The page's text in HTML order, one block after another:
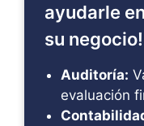
ayudarle
su negocio!
Auditoría:
evaluación